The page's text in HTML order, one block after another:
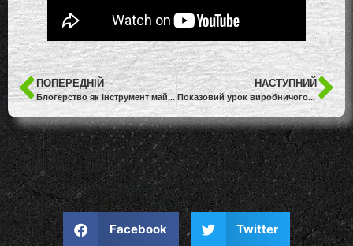
ПОПЕРЕДНІЙ
Блогерство як інструмент майбутнього професіонала
НАСТУПНИЙ
Показовий урок виробничого навчання “Створення слайдів презентації”
Facebook Twitter